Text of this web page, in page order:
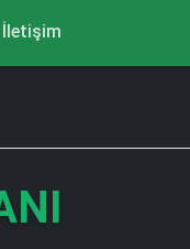
İletişim